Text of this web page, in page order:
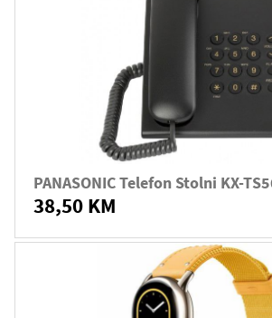
PANASONIC Telefon Stolni KX-
38,50 KM